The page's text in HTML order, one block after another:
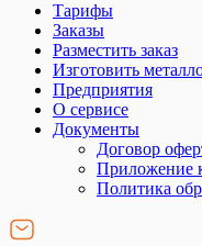
Тарифы
Заказы
Разместить заказ
Изготовить
Предприятия
О сервисе
Документы
Договор
Приложение
Политика